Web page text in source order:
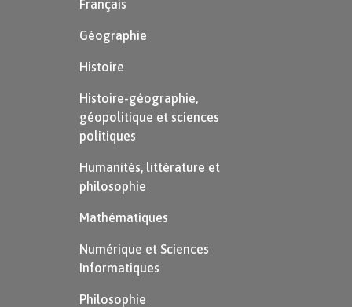
Français
Géographie
Histoire
Histoire-géographie,
géopolitique et sciences
politiques
Humanités, littérature et
philosophie
Mathématiques
Numérique et Sciences
Informatiques
Philosophie